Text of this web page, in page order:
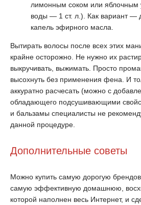
лимонным соком или яблочным
воды — 1 ст. л.). Как вариант —
капель эфирного масла.
Вытирать волосы после всех этих
крайне осторожно. Не нужно их
выкручивать, выжимать. Просто
высохнуть без применения фена. И
аккуратно расчесать (можно с
обладающего подсушивающими
и бальзамы специалисты не
данной процедуре.
Дополнительные советы
Можно купить самую дорогую
самую эффективную домашнюю,
которой наполнен весь Интернет, и